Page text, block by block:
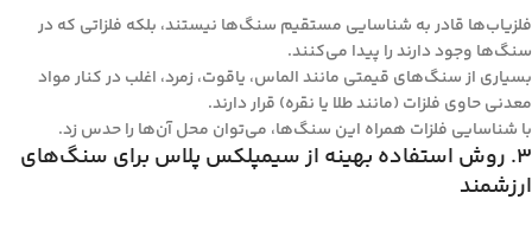
فلزیاب‌ها قادر به شناسایی مستقیم سنگ‌ها نیستند، بلکه فلزاتی که در
سنگ‌ها وجود دارند را پیدا می‌کنند.
بسیاری از سنگ‌های قیمتی مانند الماس، یاقوت، زمرد، اغلب در کنار مواد
معدنی حاوی فلزات (مانند طلا یا نقره) قرار دارند.
با شناسایی فلزات همراه این سنگ‌ها، می‌توان محل آن‌ها را حدس زد.
3. روش استفاده بهینه از سیمپلکس پلاس برای سنگ‌های
ارزشمند